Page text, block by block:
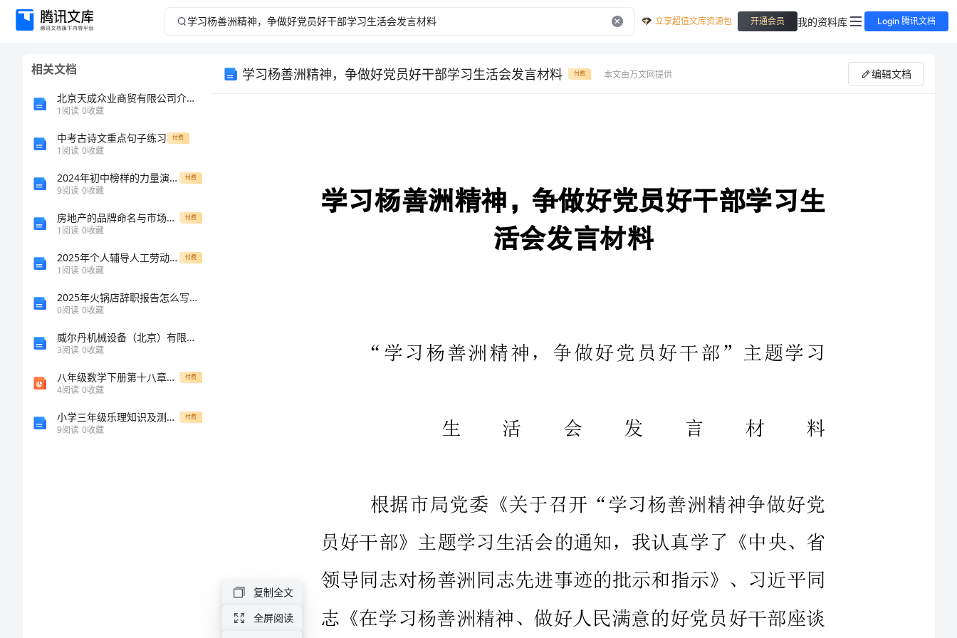
学
神，
立享超值文库资源包 开通会员 我的资料库 Login 腾讯文档
相关文档
北京天成众业商贸有限公司介绍企业发展分析报告
1阅读 0收藏
中考古诗文重点句子练习 付费
1阅读 0收藏
2024年初中榜样的力量演讲稿模板 付费
9阅读 0收藏
房地产的品牌命名与市场推广 付费
1阅读 0收藏
2025年个人辅导人工劳动合同标准 付费
1阅读 0收藏
2025年火锅店辞职报告怎么写（通用18篇）
0阅读 0收藏
威尔丹机械设备（北京）有限公司介绍企业发展分析报告_65791
3阅读 0收藏
八年级数学下册第十八章平行四边形18.2特殊的平行四边形18.2.2特殊的平行四边形第2课时菱形的判定教学课件新版新人教版 付费
4阅读 0收藏
小学三年级乐理知识及测试卷 付费
9阅读 0收藏
学习杨善洲精神，争做好党员好干部学习生活会发言材料 付费 本文由万文网提供 编辑文档
他一辈子把党和群众的利益放在个人利益前面，党的利益就
的疾苦，始终与人民群众同呼吸、共命运、心连心。工作的
活会发言材料
员好干部》主题学习生活会的通知，我认真学了《中央、省
会上的讲话》及《杨善洲同志先进事迹材料》等。从材料中
我们可以看到杨善洲同志60年坚守共产党人的精神家园，
复制全文
全屏阅读